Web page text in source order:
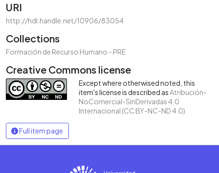
URI
http://hdl.handle.net/10906/83054
Collections
Formación de Recurso Humano - PRE
Creative Commons license
Except where otherwised noted, this
item's license is described asAtribución-
NoComercial-SinDerivadas 4.0
Internacional (CC BY-NC-ND 4.0)
Full item page